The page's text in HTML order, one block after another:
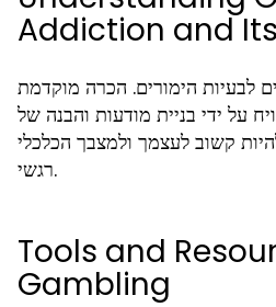
Addiction and
לבעיות הימורים. הכרה מוקדמת
על ידי בניית מודעות והבנה של
קשוב לעצמך ולמצבך הכלכלי
רגשי.
Tools and
Gambling